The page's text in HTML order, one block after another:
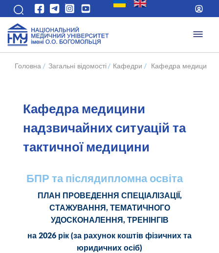
Головна / Загальні відомості / Кафедри / Кафедра медицини
Кафедра медицини
надзвичайних ситуацій та
тактичної медицини
БПР та післядипломна освіта
ПЛАН ПРОВЕДЕННЯ СПЕЦІАЛІЗАЦІЇ,
СТАЖУВАННЯ, ТЕМАТИЧНОГО
УДОСКОНАЛЕННЯ, ТРЕНІНГІВ
на 2026 рік (за рахунок коштів фізичних та
юридичних осіб)